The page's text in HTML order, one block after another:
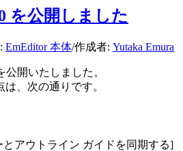
を公開しました
EmEditor 本体/作成者: Yutaka Emura
公開いたしました。
、次の通りです。
アウトライン ガイドを同期する]